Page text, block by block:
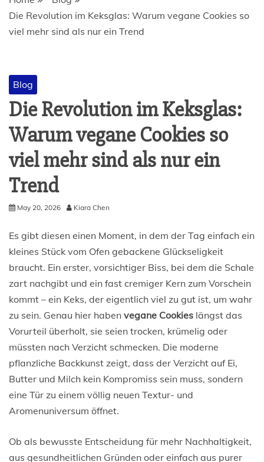
Die Revolution im Keksglas: Warum vegane Cookies so
viel mehr sind als nur ein Trend
Blog
Die Revolution im Keksglas:
Warum vegane Cookies so
viel mehr sind als nur ein
Trend
May 20, 2026 Kiara Chen
Es gibt diesen einen Moment, in dem der Tag einfach ein
kleines Stück vom Ofen gebackene Glückseligkeit
braucht. Ein erster, vorsichtiger Biss, bei dem die Schale
zart nachgibt und ein fast cremiger Kern zum Vorschein
kommt – ein Keks, der eigentlich viel zu gut ist, um wahr
zu sein. Genau hier haben vegane Cookies längst das
Vorurteil überholt, sie seien trocken, krümelig oder
müssten nach Verzicht schmecken. Die moderne
pflanzliche Backkunst zeigt, dass der Verzicht auf Ei,
Butter und Milch kein Kompromiss sein muss, sondern
eine Tür zu einem völlig neuen Textur- und
Aromenuniversum öffnet.
Ob als bewusste Entscheidung für mehr Nachhaltigkeit,
aus gesundheitlichen Gründen oder einfach aus purer